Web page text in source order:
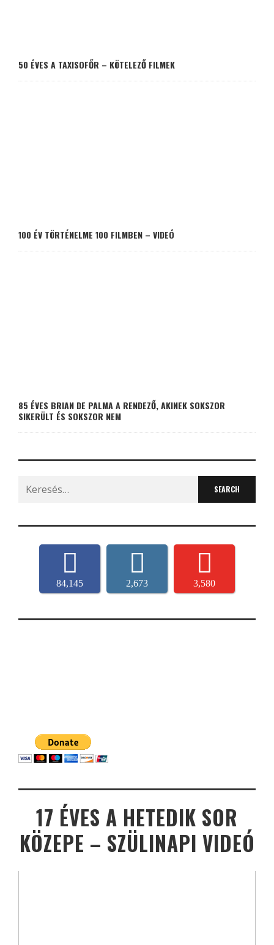
50 ÉVES A TAXISOFŐR – KÖTELEZŐ FILMEK
100 ÉV TÖRTÉNELME 100 FILMBEN – VIDEÓ
85 ÉVES BRIAN DE PALMA A RENDEZŐ, AKINEK SOKSZOR
SIKERÜLT ÉS SOKSZOR NEM
Search
for:
84,145 2,673 3,580
17 ÉVES A HETEDIK SOR
KÖZEPE – SZÜLINAPI VIDEÓ